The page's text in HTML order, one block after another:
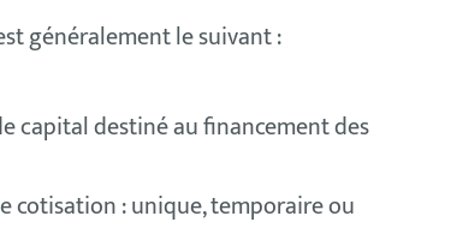
généralement le suivant :
capital destiné au financement des
cotisation : unique, temporaire ou